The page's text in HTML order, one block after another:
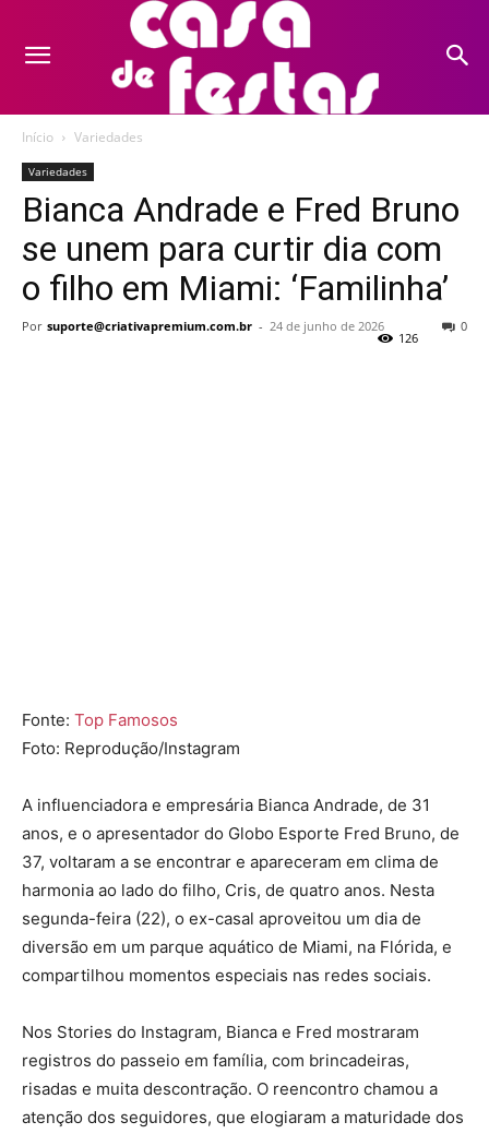
Início Variedades
Variedades
Bianca Andrade e Fred Bruno
se unem para curtir dia com
o filho em Miami: ‘Familinha’
Por suporte@criativapremium.com.br - 24 de junho de 2026 0
126
Fonte: Top Famosos
Foto: Reprodução/Instagram
A influenciadora e empresária Bianca Andrade, de 31
anos, e o apresentador do Globo Esporte Fred Bruno, de
37, voltaram a se encontrar e apareceram em clima de
harmonia ao lado do filho, Cris, de quatro anos. Nesta
segunda-feira (22), o ex-casal aproveitou um dia de
diversão em um parque aquático de Miami, na Flórida, e
compartilhou momentos especiais nas redes sociais.
Nos Stories do Instagram, Bianca e Fred mostraram
registros do passeio em família, com brincadeiras,
risadas e muita descontração. O reencontro chamou a
atenção dos seguidores, que elogiaram a maturidade dos